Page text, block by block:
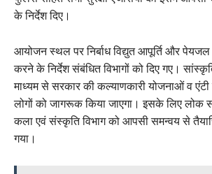
के निर्देश दिए।
आयोजन स्थल पर निर्बाध विद्युत आपूर्ति और
करने के निर्देश संबंधित विभागों को दिए गए।
माध्यम से सरकार की कल्याणकारी योजनाओं व एंटी
लोगों को जागरूक किया जाएगा। इसके लिए लोक
कला एवं संस्कृति विभाग को आपसी समन्वय से
गया।